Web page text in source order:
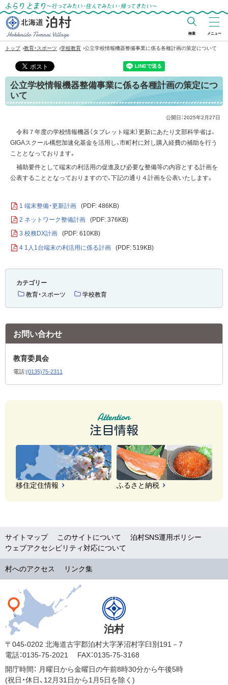
ふらりとまり～行ってみたい・住んでみた
い・帰ってきたい～
北海道 泊村
Village
検索 メニュー
トップ ›教育・スポーツ ›学校教育 ›公立学校情報機器整備事業に係る各種計画の策定について
公立学校情報機器整備事業に係る各種計画の策定につ
いて
公開日：2025年2月27日
令和７年度の学校情報機器（タブレット端末）更新にあたり文部科学省は、
GIGAスクール構想加速化基金を活用し、市町村に対し購入経費の補助を行う
こととなっております。
補助要件として端末の利活用の促進及び必要な整備等の内容とする計画を
公表することとなっておりますので、下記の通り４計画を公表いたします。
1 端末整備・更新計画
(PDF: 486KB)
2 ネットワーク整備計画
(PDF: 376KB)
3 校務DX計画
(PDF: 610KB)
4 1人1台端末の利活用に係る計画
(PDF: 519KB)
カテゴリー
教育・スポーツ
学校教育
お問い合わせ
教育委員会
電話:(0135)75-2311
注目情報
移住定住情報 ふるさと納税
サイトマップ このサイトについて
泊村SNS運用ポリシー
ウェブアクセシビリティ対応について
村へのアクセス リンク集
泊村
〒045-0202 北海道古宇郡泊村大字茅沼村字臼別191－7
電話：0135-75-2021
FAX：0135-75-3168
開庁時間： 月曜日から金曜日の午前8時30分から午後5時
(祝日・休日、12月31日から1月5日を除く)